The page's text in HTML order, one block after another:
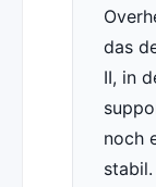
das
II, in
noch